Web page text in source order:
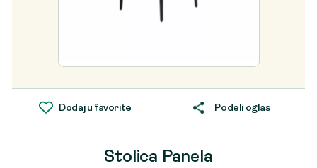
Dodaj u favorite Podeli oglas
Stolica Panela